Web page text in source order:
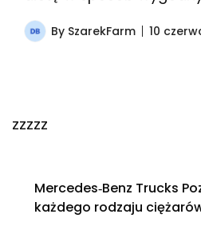
By SzarekFarm 10
zzzzz
Mercedes‑Benz Trucks
każdego rodzaju